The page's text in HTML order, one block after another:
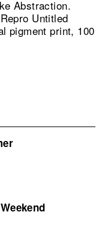
Abstraction.
Repro Untitled
pigment print, 100